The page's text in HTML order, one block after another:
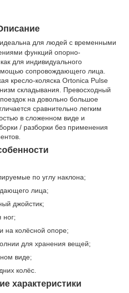
для людей с временными
функций опорно-
для индивидуального
сопровождающего лица.
кресло-коляска Ortonica Pulse
складывания. Превосходный
на довольно большое
сравнительно легким
в сложенном виде и
/ разборки без применения
по углу наклона;
лица;
джойстик;
ног;
на колёсной опоре;
для хранения вещей;
виде;
колёс.
характеристики